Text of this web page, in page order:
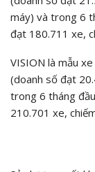
máy) và trong 6
đạt 180.711 xe,
VISION là mẫu
(doanh số đạt
trong 6 tháng
210.701 xe,